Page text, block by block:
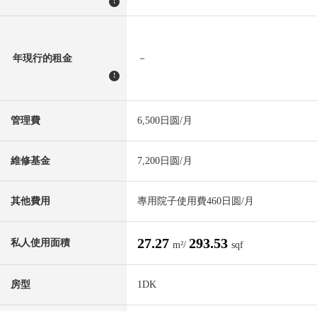
年現行的租金
!
－
管理費 6,500日圆/月
維修基金 7,200日圆/月
其他費用 專用院子使用費460日圆/月
私人使用面積 27.27 m²/ 293.53 sqf
房型 1DK